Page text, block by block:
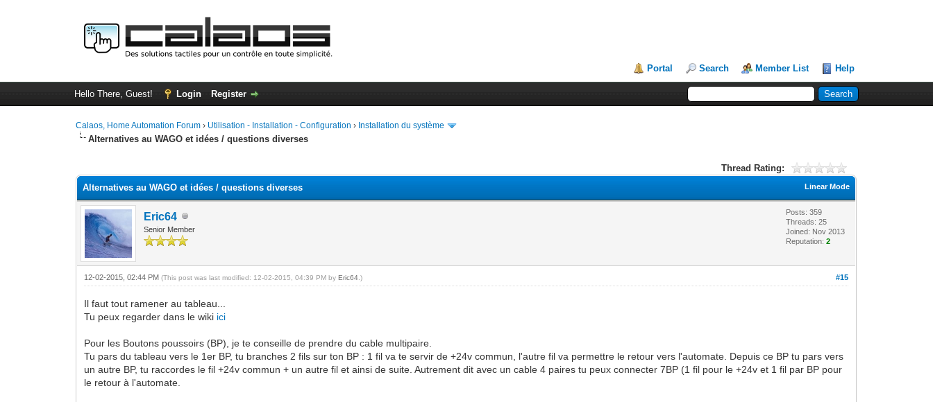
Portal Search Member List Help
Hello There, Guest! Login Register
Calaos, Home Automation Forum › Utilisation - Installation - Configuration › Installation du système
Alternatives au WAGO et idées / questions diverses
Thread Rating:
Linear Mode
Alternatives au WAGO et idées / questions diverses
Eric64
Senior Member
Posts: 359
Threads: 25
Joined: Nov 2013
Reputation:2
#15
12-02-2015, 02:44 PM(This post was last modified: 12-02-2015, 04:39 PM byEric64 .)
Il faut tout ramener au tableau...
Tu peux regarder dans le wiki ici
Pour les Boutons poussoirs (BP), je te conseille de prendre du cable multipaire.
Tu pars du tableau vers le 1er BP, tu branches 2 fils sur ton BP : 1 fil va te servir de +24v commun, l'autre fil va permettre le retour vers l'automate. Depuis ce BP tu pars vers
un autre BP, tu raccordes le fil +24v commun + un autre fil et ainsi de suite. Autrement dit avec un cable 4 paires tu peux connecter 7BP (1 fil pour le +24v et 1 fil par BP pour
le retour à l'automate.